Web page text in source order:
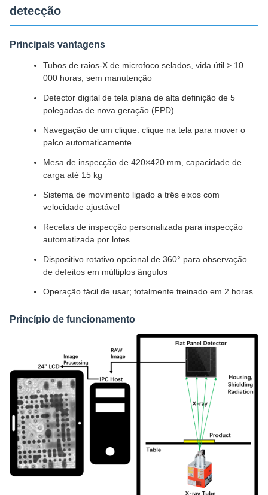
detecção
Principais vantagens
Tubos de raios-X de microfoco selados, vida útil > 10
000 horas, sem manutenção
Detector digital de tela plana de alta definição de 5
polegadas de nova geração (FPD)
Navegação de um clique: clique na tela para mover o
palco automaticamente
Mesa de inspecção de 420×420 mm, capacidade de
carga até 15 kg
Sistema de movimento ligado a três eixos com
velocidade ajustável
Recetas de inspecção personalizada para inspecção
automatizada por lotes
Dispositivo rotativo opcional de 360° para observação
de defeitos em múltiplos ângulos
Operação fácil de usar; totalmente treinado em 2 horas
Princípio de funcionamento